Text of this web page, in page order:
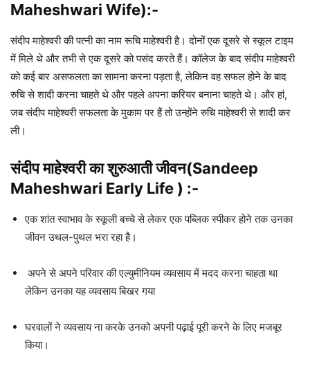
Maheshwari Wife):-
संदीप माहेश्वरी की पत्नी का नाम रूचि माहेश्वरी है। दोनों एक दूसरे से स्कूल टाइम
में मिले थे और तभी से एक दूसरे को पसंद करते हैं। कॉलेज के बाद संदीप माहेश्वरी
को कई बार असफलता का सामना करना पड़ता है, लेकिन वह सफल होने के बाद
रुचि से शादी करना चाहते थे और पहले अपना करियर बनाना चाहते थे। और हां,
जब संदीप माहेश्वरी सफलता के मुकाम पर हैं तो उन्होंने रुचि माहेश्वरी से शादी कर
ली।
संदीप माहेश्वरी का शुरुआती जीवन(Sandeep
Maheshwari Early Life ) :-
एक शांत स्वाभाव के स्कूली बच्चे से लेकर एक पब्लिक स्पीकर होने तक उनका
जीवन उथल-पुथल भरा रहा है।
अपने से अपने परिवार की एल्युमीनियम व्यवसाय में मदद करना चाहता था
लेकिन उनका यह व्यवसाय बिखर गया
घरवालों ने व्यवसाय ना करके उनको अपनी पढ़ाई पूरी करने के लिए मजबूर
किया।